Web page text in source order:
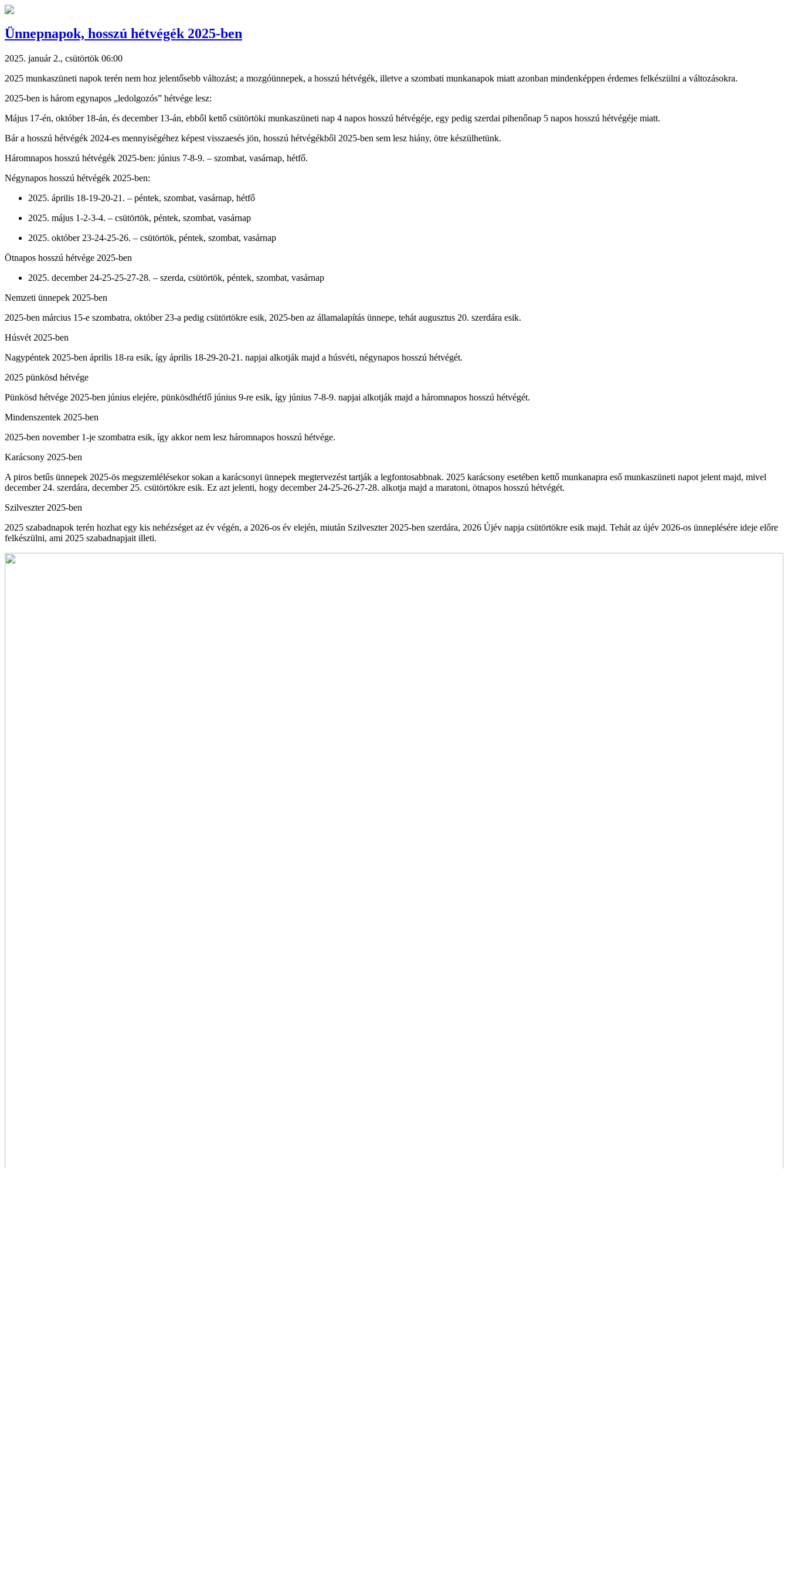
Ünnepnapok, hosszú hétvégék 2025-ben
2025. január 2., csütörtök 06:00
2025 munkaszüneti napok terén nem hoz jelentősebb változást; a mozgóünnepek, a hosszú hétvégék, illetve a szombati munkanapok miatt azonban mindenképpen érdemes felkészülni a változásokra.
2025-ben is három egynapos „ledolgozós” hétvége lesz:
Május 17-én, október 18-án, és december 13-án, ebből kettő csütörtöki munkaszüneti nap 4 napos hosszú hétvégéje, egy pedig szerdai pihenőnap 5 napos hosszú hétvégéje miatt.
Bár a hosszú hétvégék 2024-es mennyiségéhez képest visszaesés jön, hosszú hétvégékből 2025-ben sem lesz hiány, ötre készülhetünk.
Háromnapos hosszú hétvégék 2025-ben: június 7-8-9. – szombat, vasárnap, hétfő.
Négynapos hosszú hétvégék 2025-ben:
2025. április 18-19-20-21. – péntek, szombat, vasárnap, hétfő
2025. május 1-2-3-4. – csütörtök, péntek, szombat, vasárnap
2025. október 23-24-25-26. – csütörtök, péntek, szombat, vasárnap
Ötnapos hosszú hétvége 2025-ben
2025. december 24-25-25-27-28. – szerda, csütörtök, péntek, szombat, vasárnap
Nemzeti ünnepek 2025-ben
2025-ben március 15-e szombatra, október 23-a pedig csütörtökre esik, 2025-ben az államalapítás ünnepe, tehát augusztus 20. szerdára esik.
Húsvét 2025-ben
Nagypéntek 2025-ben április 18-ra esik, így április 18-29-20-21. napjai alkotják majd a húsvéti, négynapos hosszú hétvégét.
2025 pünkösd hétvége
Pünkösd hétvége 2025-ben június elejére, pünkösdhétfő június 9-re esik, így június 7-8-9. napjai alkotják majd a háromnapos hosszú hétvégét.
Mindenszentek 2025-ben
2025-ben november 1-je szombatra esik, így akkor nem lesz háromnapos hosszú hétvége.
Karácsony 2025-ben
A piros betűs ünnepek 2025-ös megszemlélésekor sokan a karácsonyi ünnepek megtervezést tartják a legfontosabbnak. 2025 karácsony esetében kettő munkanapra eső munkaszüneti napot jelent majd, mivel
december 24. szerdára, december 25. csütörtökre esik. Ez azt jelenti, hogy december 24-25-26-27-28. alkotja majd a maratoni, ötnapos hosszú hétvégét.
Szilveszter 2025-ben
2025 szabadnapok terén hozhat egy kis nehézséget az év végén, a 2026-os év elején, miután Szilveszter 2025-ben szerdára, 2026 Újév napja csütörtökre esik majd. Tehát az újév 2026-os ünneplésére ideje előre
felkészülni, ami 2025 szabadnapjait illeti.